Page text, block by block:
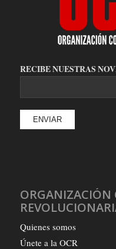
RECIBE NUESTRAS
Quienes somos
Únete a la OCR